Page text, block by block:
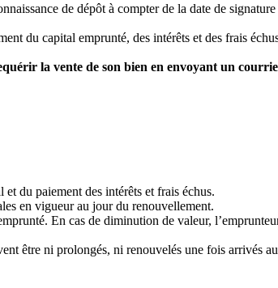
de dépôt à compter de la date de
du capital emprunté, des intérêts et des frais
la vente de son bien en envoyant un
du paiement des intérêts et frais échus.
en vigueur au jour du renouvellement.
En cas de diminution de valeur,
être ni prolongés, ni renouvelés une fois arrivés